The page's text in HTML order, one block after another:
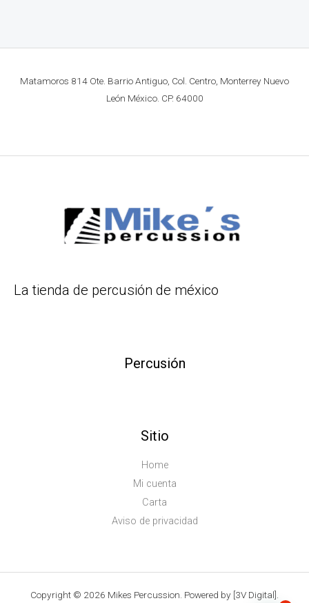
Matamoros 814 Ote. Barrio Antiguo, Col. Centro, Monterrey Nuevo
León México. CP. 64000
La tienda de percusión de méxico
Percusión
Sitio
Home
Mi cuenta
Carta
Aviso de privacidad
Copyright © 2026 Mikes Percussion. Powered by [3V Digital].